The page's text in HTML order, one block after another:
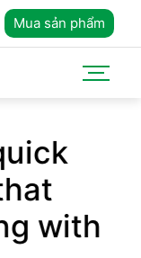
Mua sản phẩm
with